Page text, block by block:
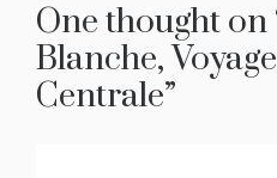
One thought on
Blanche,
Centrale”